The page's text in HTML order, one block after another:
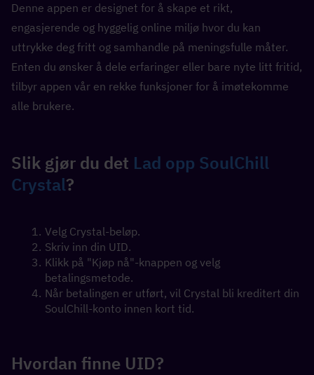
Denne appen er designet for å skape et rikt,
engasjerende og hyggelig online miljø hvor du kan
uttrykke deg fritt og samhandle på meningsfulle måter.
Enten du ønsker å dele erfaringer eller bare nyte litt fritid,
tilbyr appen vår en rekke funksjoner for å imøtekomme
alle brukere.
Slik gjør du det Lad opp SoulChill
Crystal?
Velg Crystal-beløp.
Skriv inn din UID.
Klikk på "Kjøp nå"-knappen og velg
betalingsmetode.
Når betalingen er utført, vil Crystal bli kreditert din
SoulChill-konto innen kort tid.
Hvordan finne UID?